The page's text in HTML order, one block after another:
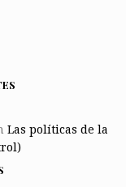
Las políticas de la